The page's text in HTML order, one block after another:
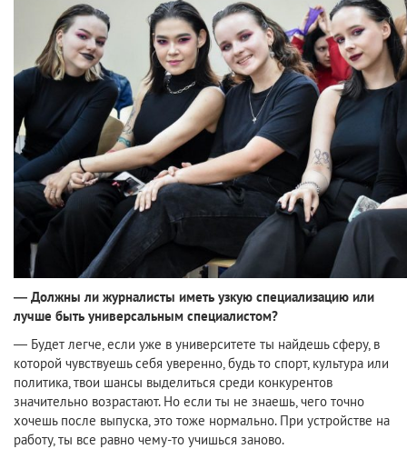
— Должны ли журналисты иметь узкую специализацию или
лучше быть универсальным специалистом?
— Будет легче, если уже в университете ты найдешь сферу, в
которой чувствуешь себя уверенно, будь то спорт, культура или
политика, твои шансы выделиться среди конкурентов
значительно возрастают. Но если ты не знаешь, чего точно
хочешь после выпуска, это тоже нормально. При устройстве на
работу, ты все равно чему-то учишься заново.